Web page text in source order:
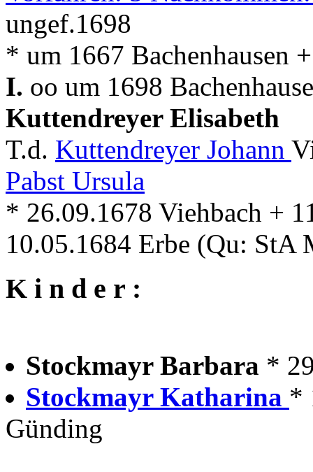
ungef.1698
* um 1667 Bachenhausen
I. oo um 1698
Kuttendreyer Elisabeth
T.d. Kuttendreyer Johann
Pabst Ursula
* 26.09.1678 Viehbach +
10.05.1684 Erbe (Qu: StA
K i n d e r :
Stockmayr Barbara *
Stockmayr Katharina *
Günding